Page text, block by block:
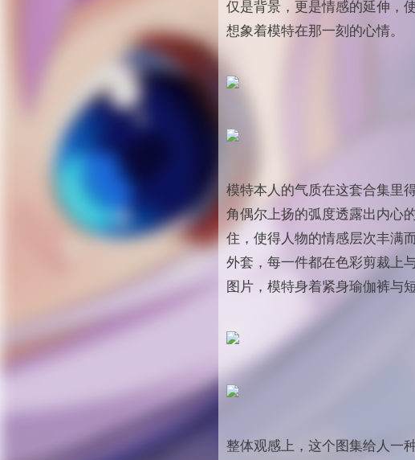
仅是背景，更是情感的延伸，
想象着模特在那一刻的心情。
模特本人的气质在这套合集里
角偶尔上扬的弧度透露出内心
住，使得人物的情感层次丰满
外套，每一件都在色彩剪裁上
图片，模特身着紧身瑜伽裤与
整体观感上，这个图集给人一